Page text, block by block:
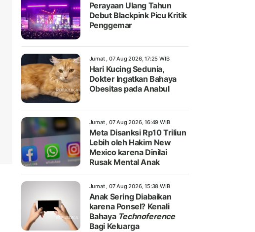
Perayaan Ulang Tahun
Debut Blackpink Picu Kritik
Penggemar
Jumat , 07 Aug 2026, 17:25 WIB
Hari Kucing Sedunia,
Dokter Ingatkan Bahaya
Obesitas pada Anabul
Jumat , 07 Aug 2026, 16:49 WIB
Meta Disanksi Rp10 Triliun
Lebih oleh Hakim New
Mexico karena Dinilai
Rusak Mental Anak
Jumat , 07 Aug 2026, 15:38 WIB
Anak Sering Diabaikan
karena Ponsel? Kenali
Bahaya Technoference
Bagi Keluarga